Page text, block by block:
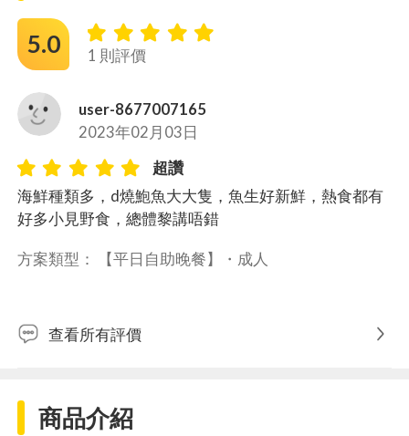
5.0 1 則評價
user-8677007165
2023年02月03日
超讚
海鮮種類多，d燒鮑魚大大隻，魚生好新鮮，熱食都有
好多小見野食，總體黎講唔錯
方案類型： 【平日自助晚餐】・ 成人
查看所有評價
商品介紹